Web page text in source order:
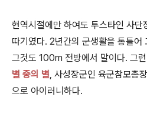
현역시절에만 하여도 투스타인 사단
따기였다. 2년간의 군생활을 통틀
그것도 100m 전방에서 말이다. 그
별 중의 별 , 사성장군인 육군참모총
으로 아이러니하다.